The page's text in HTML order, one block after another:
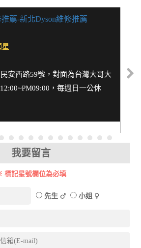
星
安西路59號，對面為台灣大哥大
，每週日一公休
我要留言
標記星號欄位為必填
先生 小姐